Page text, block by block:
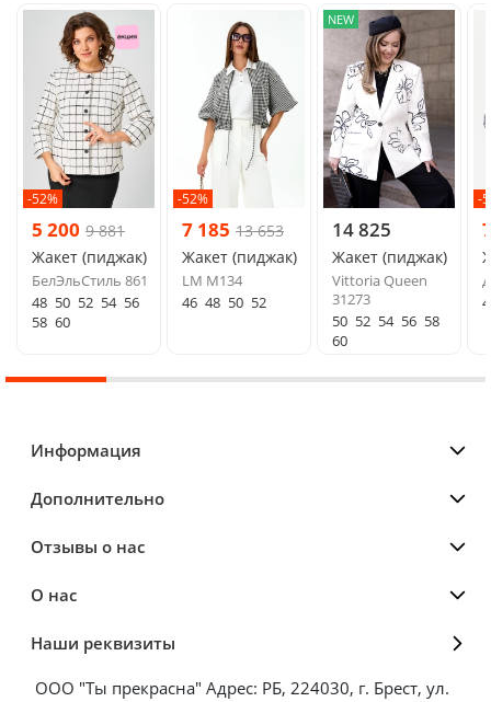
-52%
5 200 9 881
Жакет (пиджак)
БелЭльСтиль 861
48 50 52 54 56
58 60
-52%
7 185 13 653
Жакет (пиджак)
LM М134
46 48 50 52
NEW
14 825
Жакет (пиджак)
Vittoria Queen
31273
50 52 54 56 58
60
-
Информация
Дополнительно
Отзывы о нас
О нас
Наши реквизиты
ООО "Ты прекрасна" Адрес: РБ, 224030, г. Брест, ул.